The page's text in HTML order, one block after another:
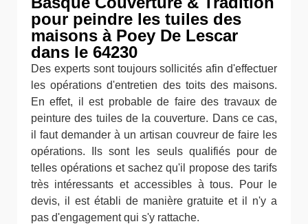
pour peindre les tuiles des
maisons à Poey De Lescar
dans le 64230
Des experts sont toujours sollicités afin d'effectuer
les opérations d'entretien des toits des maisons.
En effet, il est probable de faire des travaux de
peinture des tuiles de la couverture. Dans ce cas,
il faut demander à un artisan couvreur de faire les
opérations. Ils sont les seuls qualifiés pour de
telles opérations et sachez qu'il propose des tarifs
très intéressants et accessibles à tous. Pour le
devis, il est établi de manière gratuite et il n'y a
pas d'engagement qui s'y rattache.